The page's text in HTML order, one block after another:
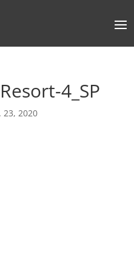
4_SP
23, 2020